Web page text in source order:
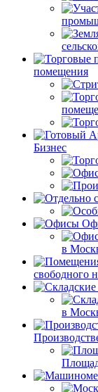
помещения
Бизнес
в
свободного
в